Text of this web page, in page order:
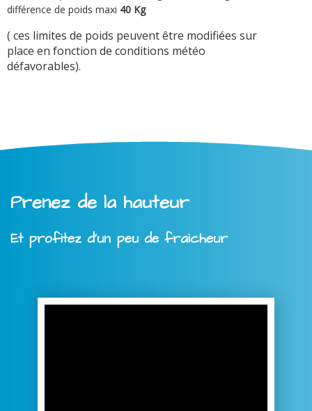
différence de poids maxi 40 Kg
( ces limites de poids peuvent être modifiées sur
place en fonction de conditions météo
défavorables).
Prenez de la hauteur
Et profitez d'un peu de fraicheur